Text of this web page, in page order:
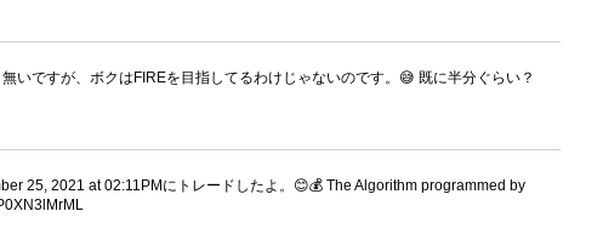
いですが、ボクはFIREを目指してるわけじゃないのです。😅 既に半分ぐらい？
25, 2021 at 02:11PMにトレードしたよ。😊💰 The Algorithm programmed by